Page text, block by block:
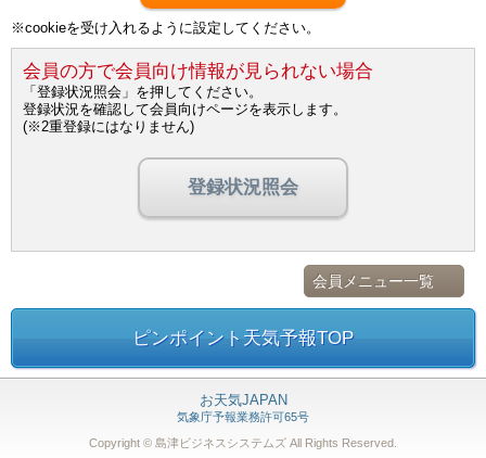
※cookieを受け入れるように設定してください。
会員の方で会員向け情報が見られない場合
「登録状況照会」を押してください。
登録状況を確認して会員向けページを表示します。
(※2重登録にはなりません)
登録状況照会
会員メニュー一覧
ピンポイント天気予報TOP
お天気JAPAN
気象庁予報業務許可65号
Copyright © 島津ビジネスシステムズ All Rights Reserved.